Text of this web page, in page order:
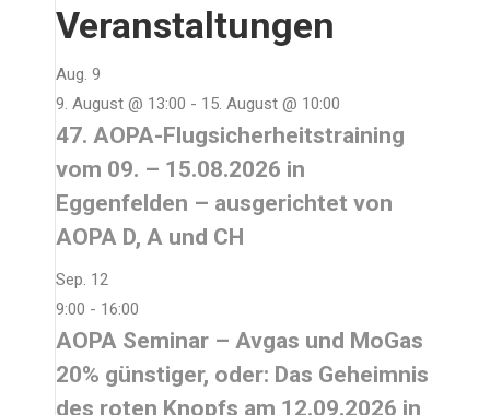
Veranstaltungen
Aug. 9
9. August @ 13:00 - 15. August @ 10:00
47. AOPA-Flugsicherheitstraining
vom 09. – 15.08.2026 in
Eggenfelden – ausgerichtet von
AOPA D, A und CH
Sep. 12
9:00 - 16:00
AOPA Seminar – Avgas und MoGas
20% günstiger, oder: Das Geheimnis
des roten Knopfs am 12.09.2026 in